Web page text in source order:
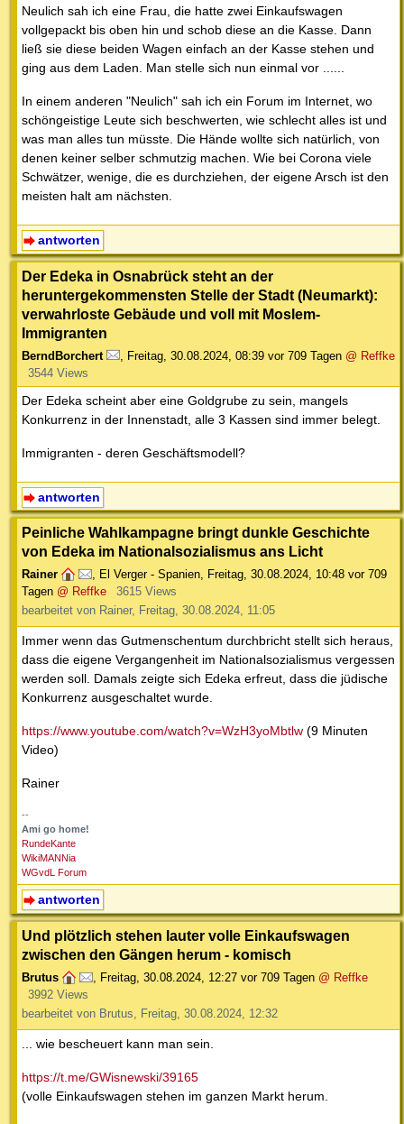
Neulich sah ich eine Frau, die hatte zwei Einkaufswagen
vollgepackt bis oben hin und schob diese an die Kasse. Dann
ließ sie diese beiden Wagen einfach an der Kasse stehen und
ging aus dem Laden. Man stelle sich nun einmal vor ......
In einem anderen "Neulich" sah ich ein Forum im Internet, wo
schöngeistige Leute sich beschwerten, wie schlecht alles ist und
was man alles tun müsste. Die Hände wollte sich natürlich, von
denen keiner selber schmutzig machen. Wie bei Corona viele
Schwätzer, wenige, die es durchziehen, der eigene Arsch ist den
meisten halt am nächsten.
antworten
Der Edeka in Osnabrück steht an der
heruntergekommensten Stelle der Stadt (Neumarkt):
verwahrloste Gebäude und voll mit Moslem-
Immigranten
BerndBorchert Freitag, 30.08.2024, 08:39 vor 709 Tagen @ Reffke
3544 Views
Der Edeka scheint aber eine Goldgrube zu sein, mangels
Konkurrenz in der Innenstadt, alle 3 Kassen sind immer belegt.
Immigranten - deren Geschäftsmodell?
antworten
Peinliche Wahlkampagne bringt dunkle Geschichte
von Edeka im Nationalsozialismus ans Licht
Rainer , El Verger - Spanien, Freitag, 30.08.2024, 10:48 vor 709
Tagen @ Reffke
3615 Views
bearbeitet von Rainer, Freitag, 30.08.2024, 11:05
Immer wenn das Gutmenschentum durchbricht stellt sich heraus,
dass die eigene Vergangenheit im Nationalsozialismus vergessen
werden soll. Damals zeigte sich Edeka erfreut, dass die jüdische
Konkurrenz ausgeschaltet wurde.
https://www.youtube.com/watch?v=WzH3yoMbtlw (9 Minuten
Video)
Rainer
--
Ami go home!
RundeKante
WikiMANNia
WGvdL Forum
antworten
Und plötzlich stehen lauter volle Einkaufswagen
zwischen den Gängen herum - komisch
Brutus , Freitag, 30.08.2024, 12:27 vor 709 Tagen @ Reffke
3992 Views
bearbeitet von Brutus, Freitag, 30.08.2024, 12:32
... wie bescheuert kann man sein.
https://t.me/GWisnewski/39165
(volle Einkaufswagen stehen im ganzen Markt herum.